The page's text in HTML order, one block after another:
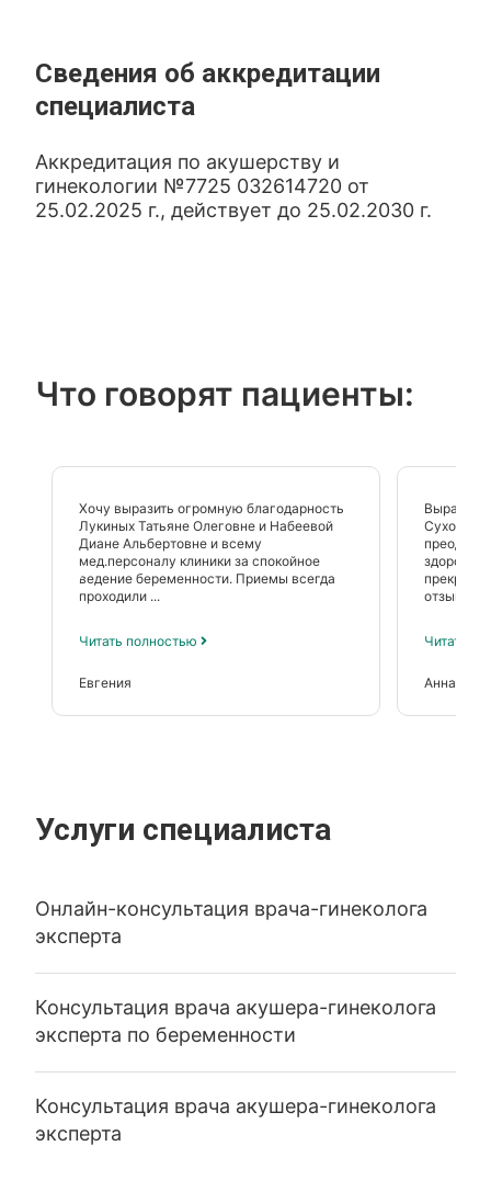
Сведения об аккредитации
специалиста
Аккредитация по акушерству и
гинекологии №7725 032614720 от
25.02.2025 г., действует до 25.02.2030 г.
Что говорят пациенты:
Хочу выразить огромную благодарность
Лукиных Татьяне Олеговне и Набеевой
Диане Альбертовне и всему
мед.персоналу клиники за спокойное
ведение беременности. Приемы всегда
проходили ...
Читать полностью
Евгения
Выражаю
Сухолите
Читать
Анна
Услуги специалиста
Онлайн-консультация врача-гинеколога
эксперта
Консультация врача акушера-гинеколога
эксперта по беременности
Консультация врача акушера-гинеколога
эксперта